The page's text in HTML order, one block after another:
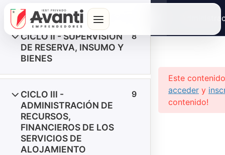
Inicio Cursos Carreras Técnicas
CICLO II - SUPERVISIÓN
DE RESERVA, INSUMO Y
BIENES
8
CICLO III -
ADMINISTRACIÓN DE
RECURSOS,
FINANCIEROS DE LOS
SERVICIOS DE
ALOJAMIENTO
9
Este
acceder y
contenido!
Formación con ética, calidad y
profesionalismo para un futuro de
excelencia.